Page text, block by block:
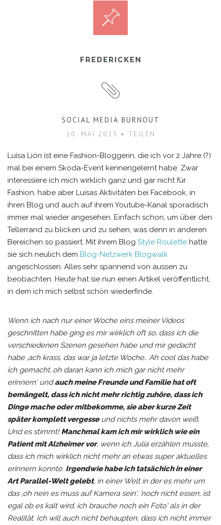
FREDERICKEN
SOCIAL MEDIA BURNOUT
10. MAI 2015 TEILEN
Luísa Lión ist eine Fashion-Bloggerin, die ich vor 2 Jahre (?)
mal bei einem Skoda-Event kennengelernt habe. Zwar
interessiere ich mich wirklich ganz und gar nicht für
Fashion, habe aber Luísas Aktivitäten bei Facebook, in
ihren Blog und auch auf ihrem Youtube-Kanal sporadisch
immer mal wieder angesehen. Einfach schon, um über den
Tellerrand zu blicken und zu sehen, was denn in anderen
Bereichen so passiert. Mit ihrem Blog Style Roulette hatte
sie sich neulich dem Blog-Netzwerk Blogwalk
angeschlossen. Alles sehr spannend von aussen zu
beobachten. Heute hat sie nun einen Artikel veröffentlicht,
in dem ich mich selbst schön wiederfinde.
Wenn ich nach nur einer Woche eins meiner Videos
geschnitten habe ging es mir wirklich oft so, dass ich die
verschiedenen Szenen gesehen habe und mir gedacht
habe ‚ach krass, das war ja letzte Woche.. Ah cool das habe
ich gemacht..oh daran kann ich mich gar nicht mehr
erinnern‘ undauch meine Freunde und Familie hat oft
bemängelt, dass ich nicht mehr richtig zuhöre, dass ich
Dinge mache oder mitbekomme, sie aber kurze Zeit
später komplett vergesseund nichts mehr davon weiß.
Und es stimmt! Manchmal kam ich mir wirklich wie ein
Patient mit Alzheimer vor, wenn ich Julia erzählen musste,
dass ich mich wirklich nicht mehr an etwas super aktuelles
erinnern konnte. Irgendwie habe ich tatsächich in einer
Art Parallel-Welt gelebt, in einer Welt in der es mehr um
das ‚oh nein es muss auf Kamera sein‘, ’noch nicht essen, ist
egal ob es kalt wird, ich brauche noch ein Foto‘ als in der
Realität. Ich will auch nicht behaupten, dass ich nicht immer